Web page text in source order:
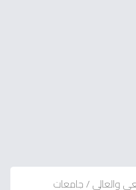
والعالي/جامعات